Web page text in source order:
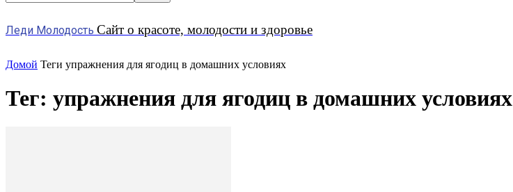
Леди Молодость Сайт о красоте, молодости и здоровье
Домой Теги упражнения для ягодиц в домашних условиях
Тег: упражнения для ягодиц в домашних условиях